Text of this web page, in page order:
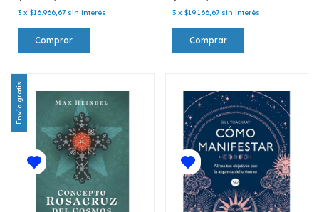
3 x $16.966,67 sin interés 3 x $19.166,67 sin interés
Envío gratis